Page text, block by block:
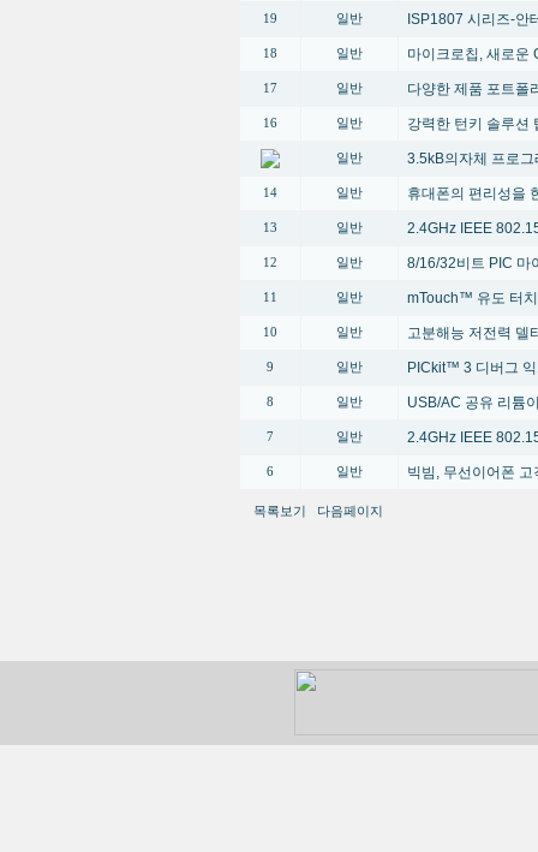
19 일반 ISP1807 시리즈-안
18 일반 마이크로칩, 새로운
17 일반 다양한 제품 포트폴
16 일반 강력한 턴키 솔루션
일반 3.5kB의자체 프로
14 일반 휴대폰의 편리성을
13 일반 2.4GHz IEEE
12 일반 8/16/32비트 PIC 마
11 일반 mTouch™ 유도 터
10 일반 고분해능 저전력 델
9 일반 PICkit™ 3 디버그
8 일반 USB/AC 공유 리튬
7 일반 2.4GHz IEEE
6 일반 빅빔, 무선이어폰 고
목록보기 다음페이지